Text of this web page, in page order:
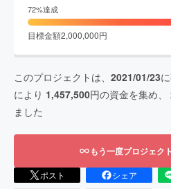
72%達成
目標金額2,000,000円
このプロジェクトは、 2021/01/23
により 1,457,500円の資金を集め、
ました
もう一度プロジェク
ポスト シェア